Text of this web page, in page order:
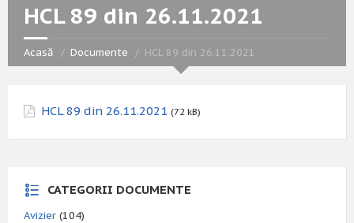
HCL 89 din 26.11.2021
Acasă Documente HCL 89 din 26.11.2021
HCL 89 din 26.11.2021 (72 kB)
CATEGORII DOCUMENTE
Avizier (104)